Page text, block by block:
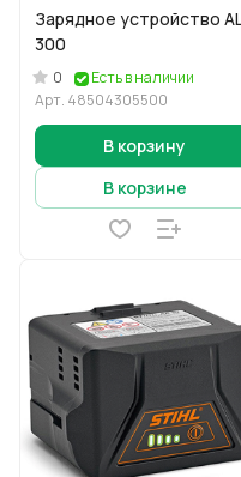
Зарядное устройство
300
0
Есть в наличии
Арт. 48504305500
В корзину
В корзине